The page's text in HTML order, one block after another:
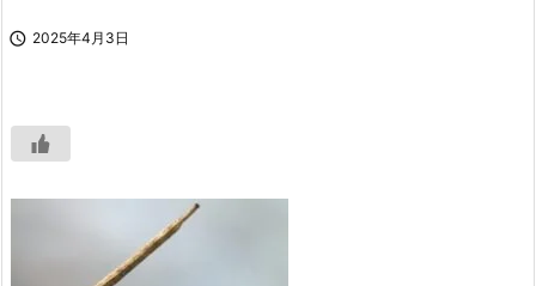
 2025年4月3日